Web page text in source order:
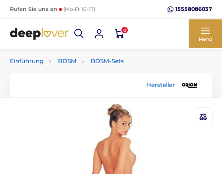
Rufen Sie uns an (Mo-Fr 10-17) 15558086037
0
Menü
Einführung BDSM BDSM-Sets
Hersteller